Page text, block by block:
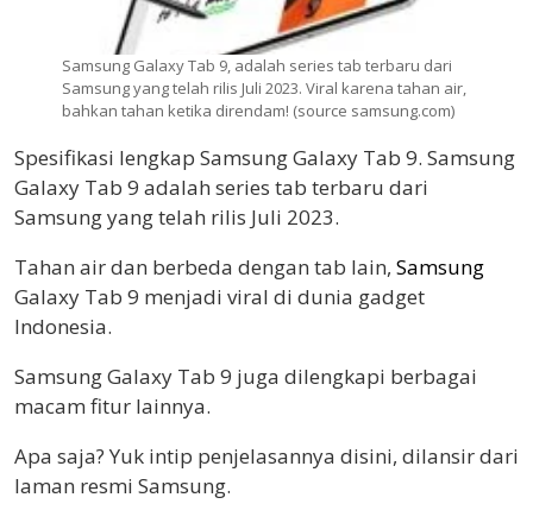
Samsung Galaxy Tab 9, adalah series tab terbaru dari
Samsung yang telah rilis Juli 2023. Viral karena tahan air,
bahkan tahan ketika direndam! (source samsung.com)
Spesifikasi lengkap Samsung Galaxy Tab 9. Samsung
Galaxy Tab 9 adalah series tab terbaru dari
Samsung yang telah rilis Juli 2023.
Tahan air dan berbeda dengan tab lain, Samsung
Galaxy Tab 9 menjadi viral di dunia gadget
Indonesia.
Samsung Galaxy Tab 9 juga dilengkapi berbagai
macam fitur lainnya.
Apa saja? Yuk intip penjelasannya disini, dilansir dari
laman resmi Samsung.